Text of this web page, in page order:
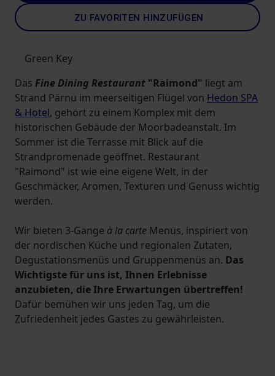
ZU FAVORITEN HINZUFÜGEN
Green Key
Das Fine Dining Restaurant "Raimond" liegt am
Strand Pärnu im meerseitigen Flügel von Hedon SPA
& Hotel, gehört zu einem Komplex mit dem
historischen Gebäude der Moorbadeanstalt. Im
Sommer ist die Terrasse mit Blick auf die
Strandpromenade geöffnet. Restaurant
"Raimond" ist wie eine eigene Welt, in der
Geschmäcker, Aromen, Texturen und Genuss wichtig
werden.
Wir bieten 3-Gänge à la carte Menüs, inspiriert von
der nordischen Küche und regionalen Zutaten,
Degustationsmenüs und Gruppenmenüs an. Das
Wichtigste für uns ist, Ihnen Erlebnisse
anzubieten, die Ihre Erwartungen übertreffen!
Dafür bemühen wir uns jeden Tag, um die
Zufriedenheit jedes Gastes zu gewährleisten.